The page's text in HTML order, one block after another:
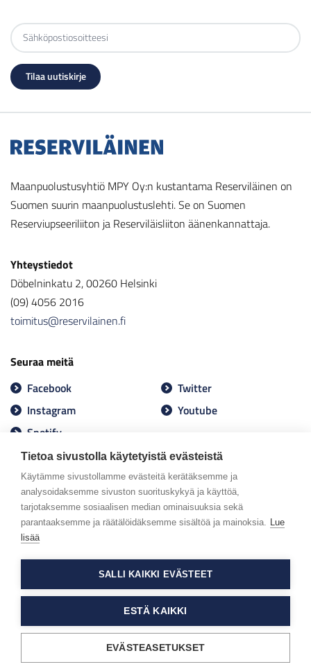
Tietoa sivustolla käytetyistä evästeistä
Käytämme sivustollamme evästeitä kerätäksemme ja
analysoidaksemme sivuston suorituskykyä ja käyttöä,
tarjotaksemme sosiaalisen median ominaisuuksia sekä
parantaaksemme ja räätälöidäksemme sisältöä ja mainoksia. Lue
lisää
SALLI KAIKKI EVÄSTEET
ESTÄ KAIKKI
EVÄSTEASETUKSET
Maanpuolustusyhtiö MPY Oy:n kustantama Reserviläinen on
Suomen suurin maanpuolustuslehti. Se on Suomen
Reserviupseeriliiton ja Reserviläisliiton äänenkannattaja.
Yhteystiedot
Döbelninkatu 2, 00260 Helsinki
(09) 4056 2016
toimitus@reservilainen.fi
Seuraa meitä
Facebook
Twitter
Instagram
Youtube
Spotify